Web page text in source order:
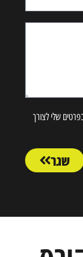
שלי לצורך
שגר
כאן